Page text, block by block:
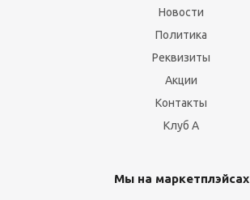
Новости
Политика
Реквизиты
Акции
Контакты
Клуб А
Мы на маркетплэйсах